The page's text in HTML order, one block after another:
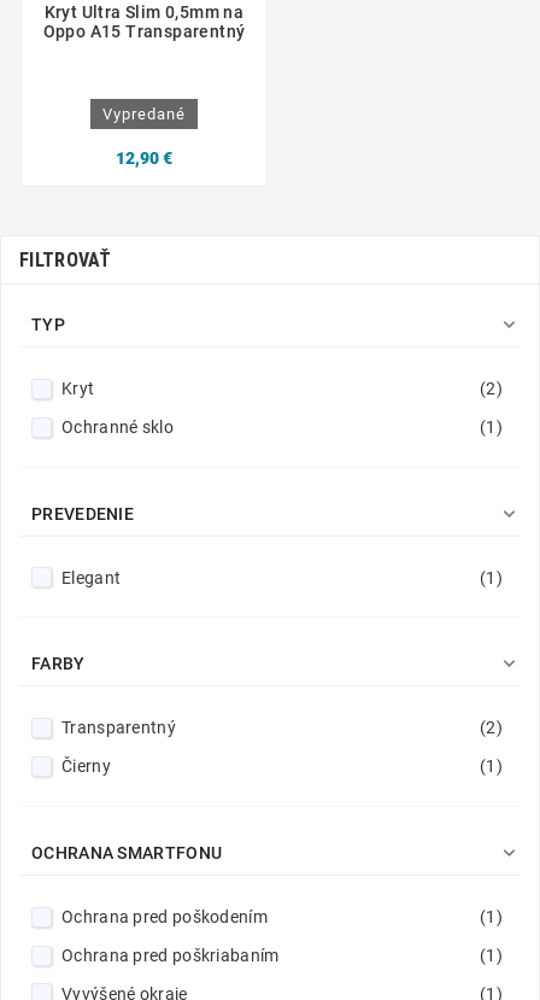
Kryt Ultra Slim 0,5mm na
Oppo A15 Transparentný
Vypredané
12,90 €
FILTROVAŤ
TYP 
Kryt
(2)
Ochranné sklo
(1)
PREVEDENIE 
Elegant (1)
FARBY 
Transparentný
(2)
Čierny
(1)
OCHRANA SMARTFONU 
Ochrana pred poškodením
(1)
Ochrana pred poškriabaním
(1)
Vyvýšené okraje
(1)